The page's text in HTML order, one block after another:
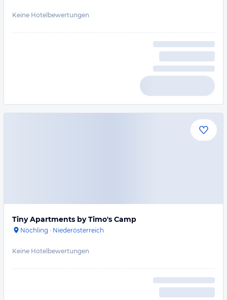
Keine Hotelbewertungen
Tiny Apartments by Timo's Camp
Nöchling · Niederösterreich
Keine Hotelbewertungen